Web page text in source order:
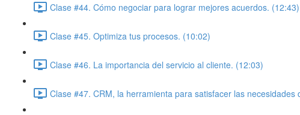
Clase #44. Cómo negociar para lograr mejores acuerdos. (12:43)
Clase #45. Optimiza tus procesos. (10:02)
Clase #46. La importancia del servicio al cliente. (12:03)
Clase #47. CRM, la herramienta para satisfacer las necesidades